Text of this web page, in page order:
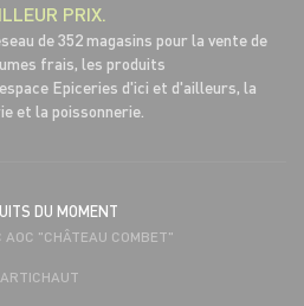
PRIX.
de 352 magasins pour la vente de
frais, les produits
Epiceries d'ici et d'ailleurs, la
et la poissonnerie.
DU MOMENT
"CHÂTEAU COMBET"
ARTICHAUT